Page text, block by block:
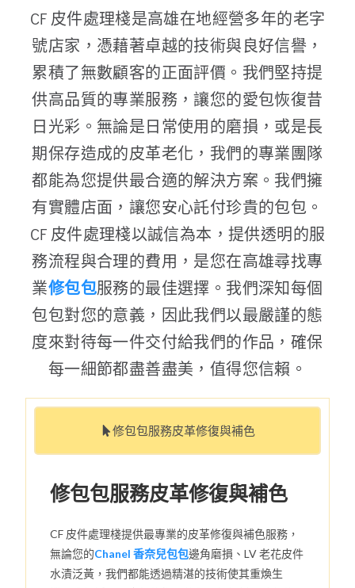
CF 皮件處理棧是高雄在地經營多年的老字
號店家，憑藉著卓越的技術與良好信譽，
累積了無數顧客的正面評價。我們堅持提
供高品質的專業服務，讓您的愛包恢復昔
日光彩。無論是日常使用的磨損，或是長
期保存造成的皮革老化，我們的專業團隊
都能為您提供最合適的解決方案。我們擁
有實體店面，讓您安心託付珍貴的包包。
CF 皮件處理棧以誠信為本，提供透明的服
務流程與合理的費用，是您在高雄尋找專
業修包包服務的最佳選擇。我們深知每個
包包對您的意義，因此我們以最嚴謹的態
度來對待每一件交付給我們的作品，確保
每一細節都盡善盡美，值得您信賴。
修包包服務皮革修復與補色
修包包服務皮革修復與補色
CF 皮件處理棧提供最專業的皮革修復與補色服務，
無論您的Chanel 香奈兒包包邊角磨損、LV 老花皮件
水漬泛黃，我們都能透過精湛的技術使其重煥生